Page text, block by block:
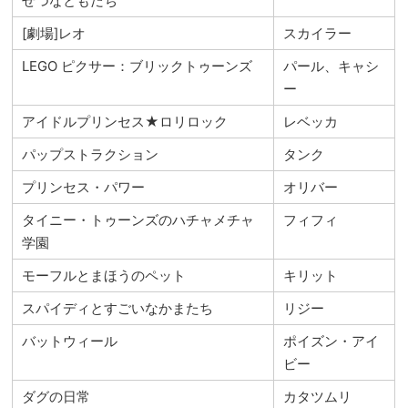
[劇場]レオ
スカイラー
LEGO ピクサー：ブリックトゥーンズ
パール、キャシ
ー
アイドルプリンセス★ロリロック
レベッカ
パップストラクション
タンク
プリンセス・パワー
オリバー
タイニー・トゥーンズのハチャメチャ
学園
フィフィ
モーフルとまほうのペット
キリット
スパイディとすごいなかまたち
リジー
バットウィール
ポイズン・アイ
ビー
ダグの日常
カタツムリ